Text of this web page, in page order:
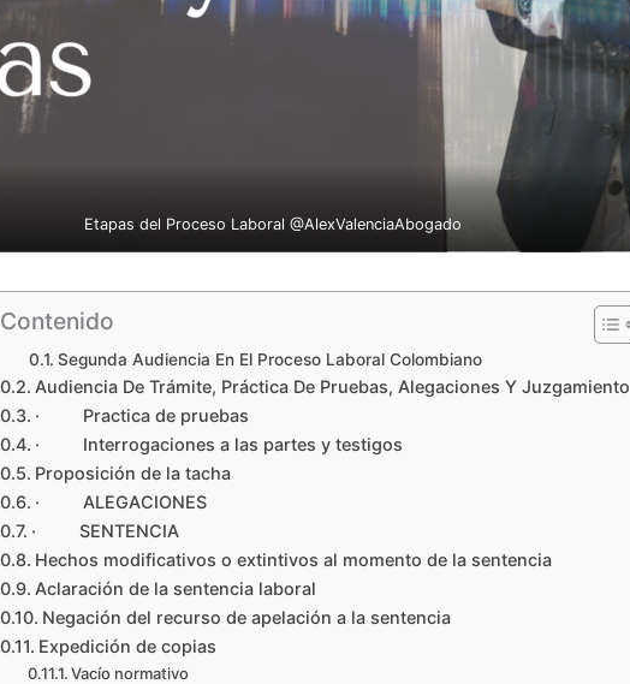
Etapas del Proceso Laboral @AlexValenciaAbogado
Contenido
Segunda Audiencia En El Proceso Laboral Colombiano
Audiencia De Trámite, Práctica De Pruebas, Alegaciones Y Juzgamiento
· Practica de pruebas
· Interrogaciones a las partes y testigos
Proposición de la tacha
· ALEGACIONES
· SENTENCIA
Hechos modificativos o extintivos al momento de la sentencia
Aclaración de la sentencia laboral
Negación del recurso de apelación a la sentencia
Expedición de copias
Vacío normativo